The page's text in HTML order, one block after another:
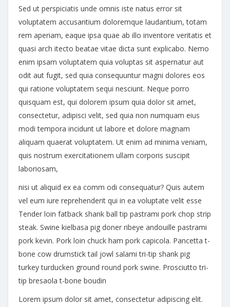
Sed ut perspiciatis unde omnis iste natus error sit
voluptatem accusantium doloremque laudantium, totam
rem aperiam, eaque ipsa quae ab illo inventore veritatis et
quasi arch itecto beatae vitae dicta sunt explicabo. Nemo
enim ipsam voluptatem quia voluptas sit aspernatur aut
odit aut fugit, sed quia consequuntur magni dolores eos
qui ratione voluptatem sequi nesciunt. Neque porro
quisquam est, qui dolorem ipsum quia dolor sit amet,
consectetur, adipisci velit, sed quia non numquam eius
modi tempora incidunt ut labore et dolore magnam
aliquam quaerat voluptatem. Ut enim ad minima veniam,
quis nostrum exercitationem ullam corporis suscipit
laboriosam,
nisi ut aliquid ex ea comm odi consequatur? Quis autem
vel eum iure reprehenderit qui in ea voluptate velit esse
Tender loin fatback shank ball tip pastrami pork chop strip
steak. Swine kielbasa pig doner ribeye andouille pastrami
pork kevin. Pork loin chuck ham pork capicola. Pancetta t-
bone cow drumstick tail jowl salami tri-tip shank pig
turkey turducken ground round pork swine. Prosciutto tri-
tip bresaola t-bone boudin
Lorem ipsum dolor sit amet, consectetur adipiscing elit.